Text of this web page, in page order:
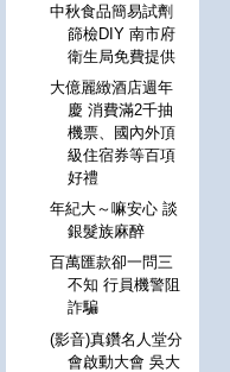
中秋食品簡易試劑
篩檢DIY 南市府
衛生局免費提供
大億麗緻酒店週年
慶 消費滿2千抽
機票、國內外頂
級住宿券等百項
好禮
年紀大～嘛安心 談
銀髮族麻醉
百萬匯款卻一問三
不知 行員機警阻
詐騙
(影音)真鑽名人堂分
會啟動大會 吳大